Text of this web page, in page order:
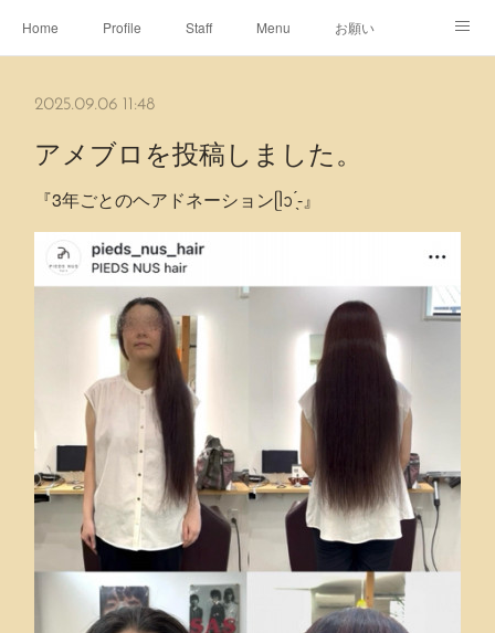
Home Profile Staff Menu お願い
2025.09.06 11:48
アメブロを投稿しました。
『3年ごとのヘアドネーションᥫᩣ ̖́-』